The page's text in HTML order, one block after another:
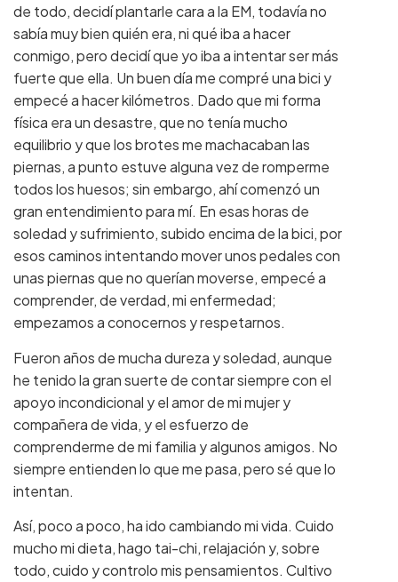
de todo, decidí plantarle cara a la EM, todavía no
sabía muy bien quién era, ni qué iba a hacer
conmigo, pero decidí que yo iba a intentar ser más
fuerte que ella. Un buen día me compré una bici y
empecé a hacer kilómetros. Dado que mi forma
física era un desastre, que no tenía mucho
equilibrio y que los brotes me machacaban las
piernas, a punto estuve alguna vez de romperme
todos los huesos; sin embargo, ahí comenzó un
gran entendimiento para mí. En esas horas de
soledad y sufrimiento, subido encima de la bici, por
esos caminos intentando mover unos pedales con
unas piernas que no querían moverse, empecé a
comprender, de verdad, mi enfermedad;
empezamos a conocernos y respetarnos.
Fueron años de mucha dureza y soledad, aunque
he tenido la gran suerte de contar siempre con el
apoyo incondicional y el amor de mi mujer y
compañera de vida, y el esfuerzo de
comprenderme de mi familia y algunos amigos. No
siempre entienden lo que me pasa, pero sé que lo
intentan.
Así, poco a poco, ha ido cambiando mi vida. Cuido
mucho mi dieta, hago tai-chi, relajación y, sobre
todo, cuido y controlo mis pensamientos. Cultivo